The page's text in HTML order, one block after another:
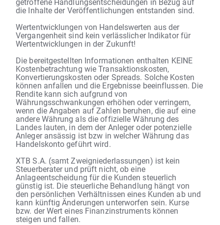
die Inhalte der Veröffentlichungen entstanden sind.
Wertentwicklungen von Handelswerten aus der
Vergangenheit sind kein verlässlicher Indikator für
Wertentwicklungen in der Zukunft!
Die bereitgestellten Informationen enthalten KEINE
Kostenbetrachtung wie Transaktionskosten,
Konvertierungskosten oder Spreads. Solche Kosten
können anfallen und die Ergebnisse beeinflussen. Die
Rendite kann sich aufgrund von
Währungsschwankungen erhöhen oder verringern,
wenn die Angaben auf Zahlen beruhen, die auf eine
andere Währung als die offizielle Währung des
Landes lauten, in dem der Anleger oder potenzielle
Anleger ansässig ist bzw in welcher Währung das
Handelskonto geführt wird.
XTB S.A. (samt Zweigniederlassungen) ist kein
Steuerberater und prüft nicht, ob eine
Anlageentscheidung für die Kunden steuerlich
günstig ist. Die steuerliche Behandlung hängt von
den persönlichen Verhältnissen eines Kunden ab und
kann künftig Änderungen unterworfen sein. Kurse
bzw. der Wert eines Finanzinstruments können
steigen und fallen.